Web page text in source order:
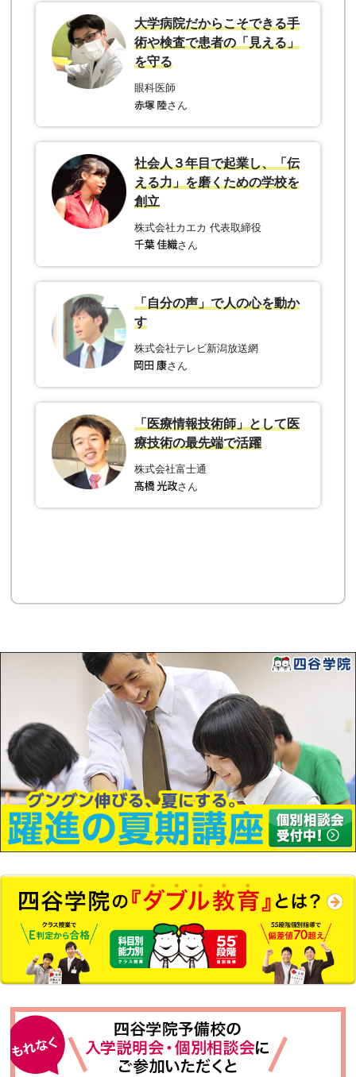
大学病院だからこそできる手
術や検査で患者の「見える」
を守る
眼科医師
さん
社会人３年目で起業し、「伝
える力」を磨くための学校を
創立
株式会社カエカ 代表取締役
さん
「自分の声」で人の心を動か
す
株式会社テレビ新潟放送網
さん
「医療情報技術師」として医
療技術の最先端で活躍
株式会社富士通
さん